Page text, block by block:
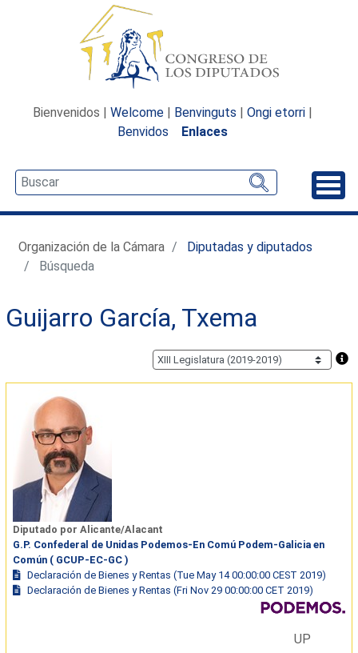
Bienvenidos | Welcome | Benvinguts | Ongi etorri |
Benvidos
Enlaces
Organización de la Cámara
Diputadas y diputados
Búsqueda
Guijarro García, Txema
Diputado por Alicante/Alacant
G.P. Confederal de Unidas Podemos-En Comú Podem-Galicia en
Común ( GCUP-EC-GC )
Declaración de Bienes y Rentas (Tue May 14 00:00:00 CEST 2019)
Declaración de Bienes y Rentas (Fri Nov 29 00:00:00 CET 2019)
UP